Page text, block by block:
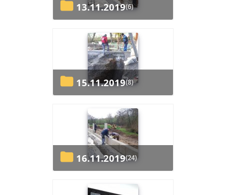
13.11.2019(6)
15.11.2019(8)
16.11.2019(24)